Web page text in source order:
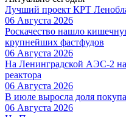
Лучший проект КРТ
06 Августа 2026
Роскачество нашло
крупнейших фастфудов
06 Августа 2026
На Ленинградской АЭС-2
реактора
06 Августа 2026
В июле выросла доля
06 Августа 2026